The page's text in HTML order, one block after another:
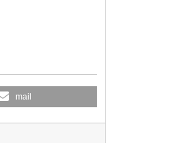
mail